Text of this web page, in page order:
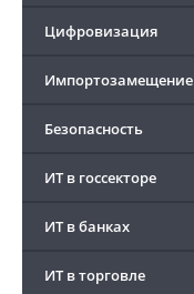
Цифровизация
Импортозамещение
Безопасность
ИТ в госсекторе
ИТ в банках
ИТ в торговле